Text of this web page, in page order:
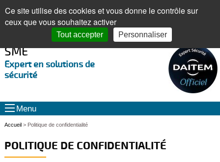
9H À 18H
04 68 89 87 98
DEVIS GRATUIT
SME
Expert en solutions de
sécurité
Menu
Accueil > Politique de confidentialité
POLITIQUE DE CONFIDENTIALITÉ
Ce site utilise des cookies et vous donne le contrôle sur
ceux que vous souhaitez activer
Tout accepter Personnaliser